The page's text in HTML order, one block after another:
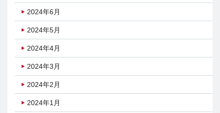
2024年6月
2024年5月
2024年4月
2024年3月
2024年2月
2024年1月